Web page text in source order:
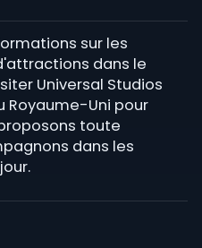
sur les
dans le
Universal Studios
Royaume-Uni pour
toute
dans les